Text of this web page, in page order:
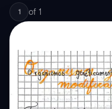
1 of 1